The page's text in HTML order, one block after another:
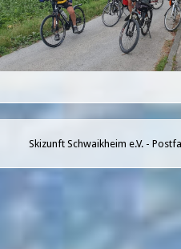
Skizunft Schwaikheim e.V. -